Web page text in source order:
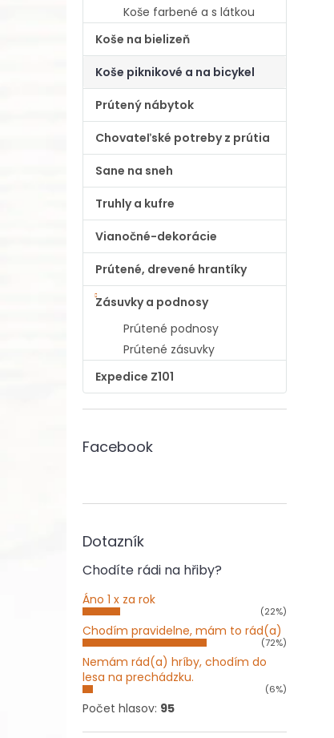
Koše farbené a s látkou
Koše na bielizeň
Koše piknikové a na bicykel
Prútený nábytok
Chovateľské potreby z prútia
Sane na sneh
Truhly a kufre
Vianočné-dekorácie
Prútené, drevené hrantíky
Zásuvky a podnosy
Prútené podnosy
Prútené zásuvky
Expedice Z101
Facebook
Dotazník
Chodíte rádi na hřiby?
Áno 1 x za rok
(22%)
Chodím pravidelne, mám to rád(a)
(72%)
Nemám rád(a) hríby, chodím do
lesa na prechádzku.
(6%)
Počet hlasov: 95